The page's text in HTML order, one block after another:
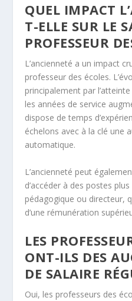
QUEL IMPACT
T-ELLE SUR LE
PROFESSEUR
L’ancienneté a un impact
professeur des écoles.
principalement par
les années de service
dispose de temps
échelons avec à la clé une
automatique.
L’ancienneté peut
d’accéder à des postes
pédagogique ou directeur,
d’une rémunération
LES
ONT-ILS DES
DE SALAIRE
Oui, les professeurs des